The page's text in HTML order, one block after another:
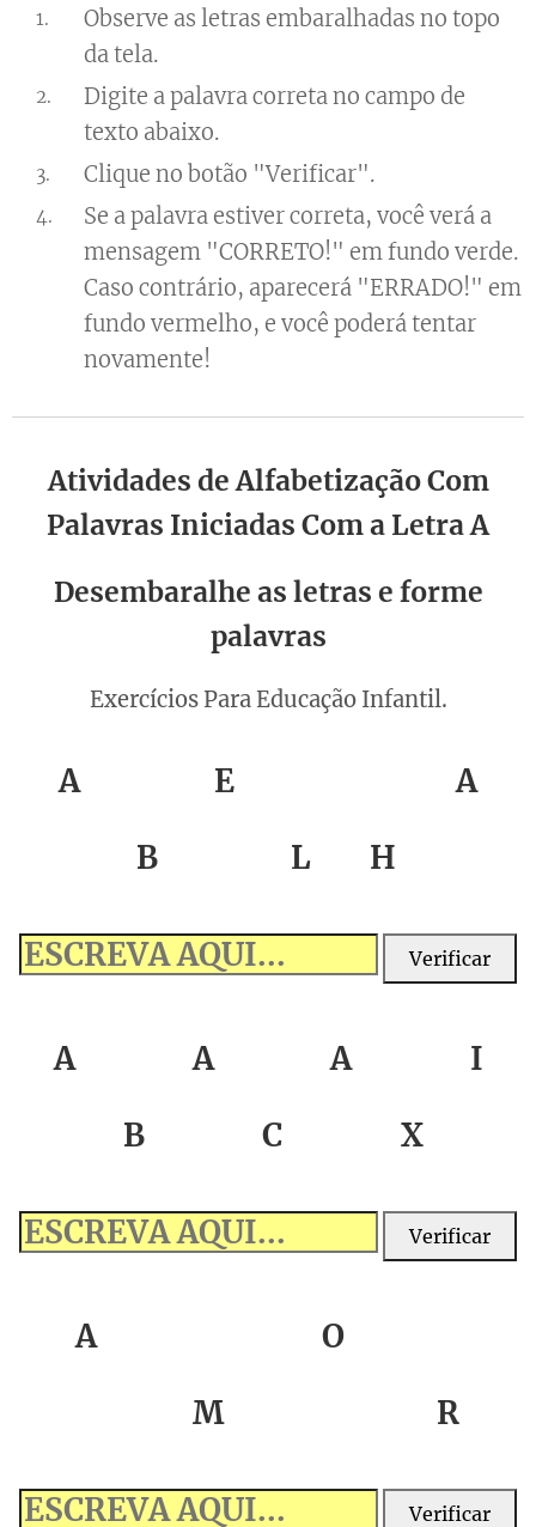
Observe as letras embaralhadas no topo
da tela.
Digite a palavra correta no campo de
texto abaixo.
Clique no botão "Verificar".
Se a palavra estiver correta, você verá a
mensagem "CORRETO!" em fundo verde.
Caso contrário, aparecerá "ERRADO!" em
fundo vermelho, e você poderá tentar
novamente!
Atividades de Alfabetização Com
Palavras Iniciadas Com a Letra A
Desembaralhe as letras e forme
palavras
Exercícios Para Educação Infantil.
A E
A
B
L H
Verificar
A A A
I
B
C X
Verificar
A
O
M
R
Verificar